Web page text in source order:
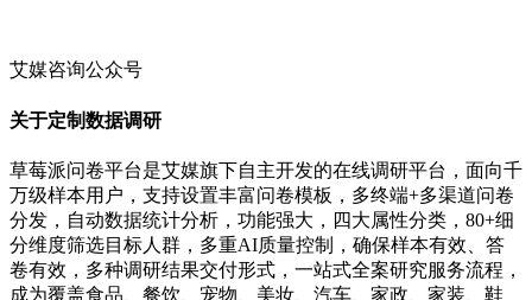
艾媒咨询公众号
关于定制数据调研
草莓派问卷平台是艾媒旗下自主开发的在线调研平台，面向千
万级样本用户，支持设置丰富问卷模板，多终端+多渠道问卷
分发，自动数据统计分析，功能强大，四大属性分类，80+细
分维度筛选目标人群，多重AI质量控制，确保样本有效、答
卷有效，多种调研结果交付形式，一站式全案研究服务流程，
成为覆盖食品、餐饮、宠物、美妆、汽车、家政、家装、鞋